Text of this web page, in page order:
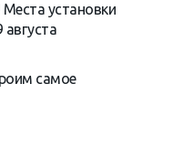
установки
самое